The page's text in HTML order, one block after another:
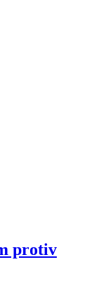
protiv